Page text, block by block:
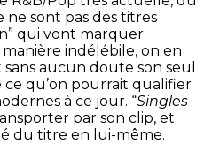
ne sont pas des titres
qui vont marquer
manière indélébile, on en
aucun doute son seul
qu’on pourrait qualifier
à ce jour. “Singles
par son clip, et
du titre en lui-même.